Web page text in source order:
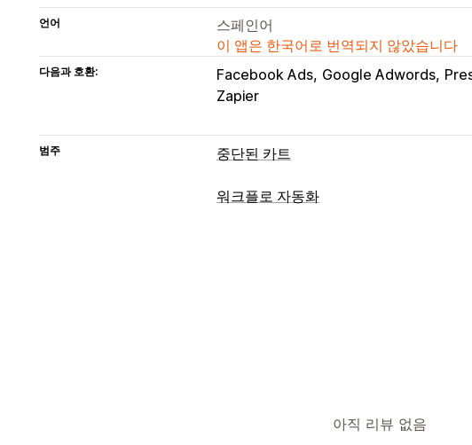
언어
스페인어
이 앱은 한국어로 번역되지 않았습니다
다음과 호환: Facebook Ads Google Adwords
Zapier
범주 중단된 카트
카트 복구
워크플로 자동화
아직 리뷰 없음